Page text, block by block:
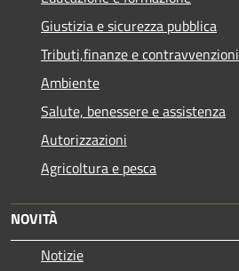
Giustizia e sicurezza pubblica
Tributi,finanze e contravvenzioni
Ambiente
Salute, benessere e assistenza
Autorizzazioni
Agricoltura e pesca
NOVITÀ
Notizie